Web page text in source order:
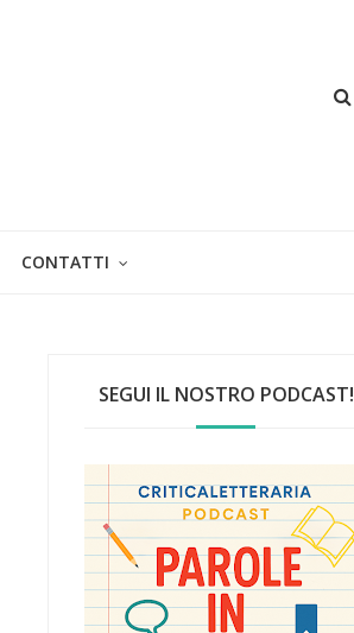
CONTATTI
SEGUI IL NOSTRO PODCAST!